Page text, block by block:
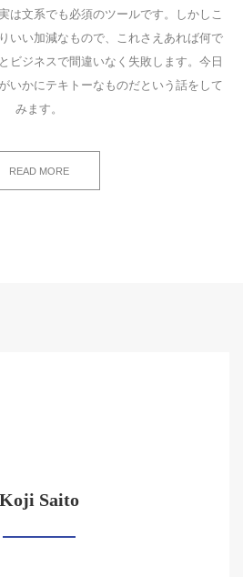
は文系でも必須のツールです。しかしこ
いい加減なもので、これさえあれば何で
ビジネスで間違いなく失敗します。今日
いかにテキトーなものだという話をして
みます。
READ MORE
Koji Saito